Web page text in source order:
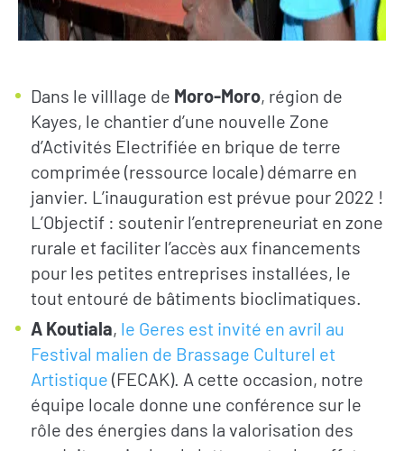
Dans le villlage de Moro-Moro, région de
Kayes, le chantier d’une nouvelle Zone
d’Activités Electrifiée en brique de terre
comprimée (ressource locale) démarre en
janvier. L’inauguration est prévue pour 2022 !
L’Objectif : soutenir l’entrepreneuriat en zone
rurale et faciliter l’accès aux financements
pour les petites entreprises installées, le
tout entouré de bâtiments bioclimatiques.
A Koutiala, le Geres est invité en avril au
Festival malien de Brassage Culturel et
Artistique (FECAK). A cette occasion, notre
équipe locale donne une conférence sur le
rôle des énergies dans la valorisation des